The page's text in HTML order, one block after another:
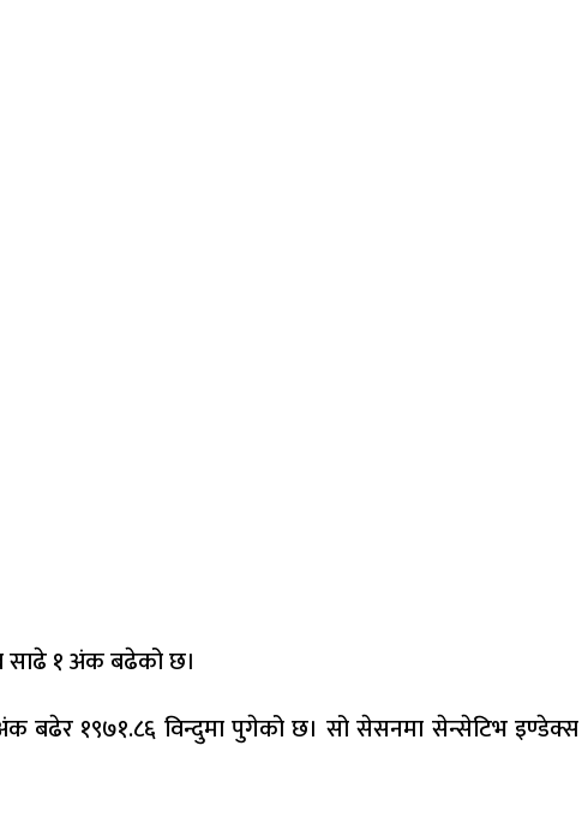
साढे १ अंक बढेको छ।
बढेर १९७१.८६ विन्दुमा पुगेको छ। सो सेसनमा सेन्सेटिभ इण्डेक्स